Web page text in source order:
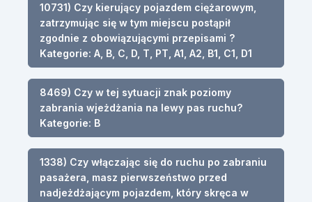
10731) Czy kierujący pojazdem ciężarowym,
zatrzymując się w tym miejscu postąpił
zgodnie z obowiązującymi przepisami ?
Kategorie: A, B, C, D, T, PT, A1, A2, B1, C1, D1
8469) Czy w tej sytuacji znak poziomy
zabrania wjeżdżania na lewy pas ruchu?
Kategorie: B
1338) Czy włączając się do ruchu po zabraniu
pasażera, masz pierwszeństwo przed
nadjeżdżającym pojazdem, który skręca w